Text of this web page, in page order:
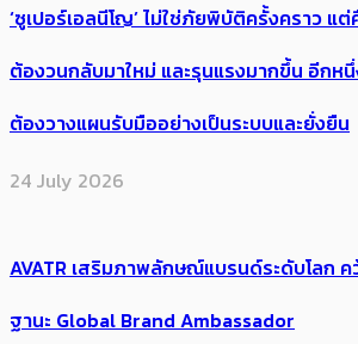
‘ซูเปอร์เอลนีโญ’ ไม่ใช่ภัยพิบัติครั้งคราว แต่
ต้อง​วนกลับมาใหม่ และรุนแรงมากขึ้น อีกห
ต้องวางแผนรับมืออย่างเป็นระบบและยั่งยืน
24 July 2026
AVATR เสริมภาพลักษณ์แบรนด์ระดับโลก ค
ฐานะ Global Brand Ambassador